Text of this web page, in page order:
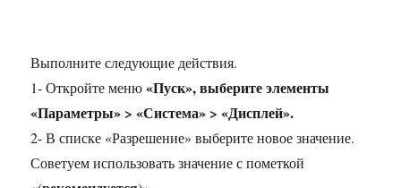
Выполните следующие действия.
1- Откройте меню«Пуск», выберите элементы
«Параметры» > «Система» > «Дисплей».
2- В списке «Разрешение» выберите новое значение.
Советуем использовать значение с пометкой